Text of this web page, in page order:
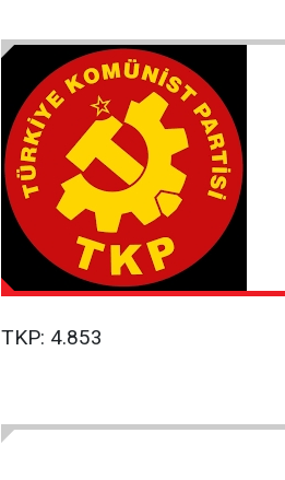
TKP: 4.853